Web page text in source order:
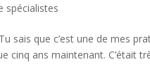
spécialistes
sais que c’est une de mes
cinq ans maintenant. C’était